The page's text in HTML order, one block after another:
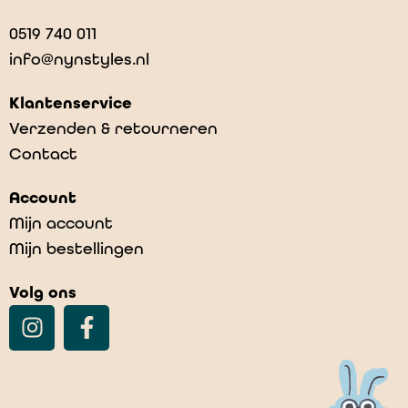
0519 740 011
info@nynstyles.nl
Klantenservice
Verzenden & retourneren
Contact
Account
Mijn account
Mijn bestellingen
Volg ons